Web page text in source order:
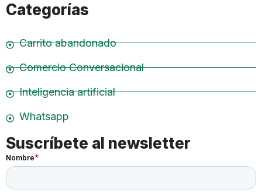
Categorías
Carrito abandonado
Comercio Conversacional
Inteligencia artificial
Whatsapp
Suscríbete al newsletter